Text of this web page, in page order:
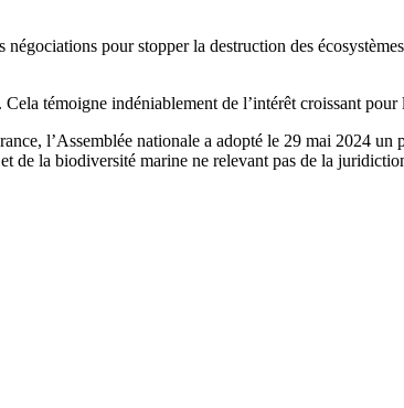
pour stopper la destruction des
témoigne indéniablement de l’intérêt croissant pour
l’Assemblée nationale a adopté le 29 mai 2024 un
la biodiversité marine ne relevant pas de la